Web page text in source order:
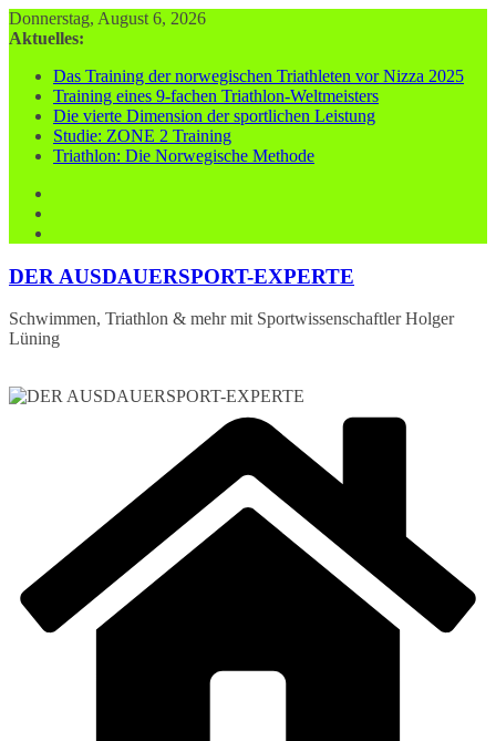
Zum
Inhalt
Donnerstag, August 6, 2026
Aktuelles:
Das Training der norwegischen Triathleten vor Nizza 2025
Training eines 9-fachen Triathlon-Weltmeisters
Die vierte Dimension der sportlichen Leistung
Studie: ZONE 2 Training
Triathlon: Die Norwegische Methode
DER AUSDAUERSPORT-EXPERTE
Schwimmen, Triathlon & mehr mit Sportwissenschaftler Holger
Lüning